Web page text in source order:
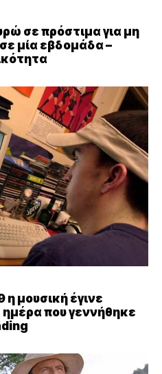
σε πρόστιμα για μη
μία εβδομάδα –
η μουσική έγινε
που γεννήθηκε